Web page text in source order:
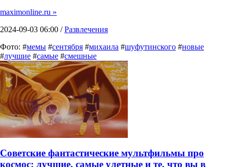
maximonline.ru »
2024-09-03 06:00 /Развлечения
Фото: #мемы #сентября #михаила #шуфутинского #новые
#лучшие #самые #смешные
Советские фантастические мультфильмы про
космос: лучшие, самые улетные и те, что вы в